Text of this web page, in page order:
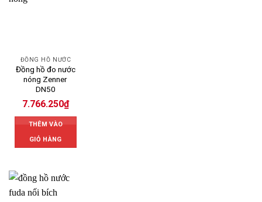
ĐỒNG HỒ NƯỚC
Đồng hồ đo nước
nóng Zenner
DN50
7.766.250₫
THÊM VÀO
GIỎ HÀNG